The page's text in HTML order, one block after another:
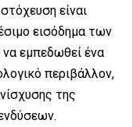
είναι
εισόδημα των
εμπεδωθεί ένα
περιβάλλον,
της